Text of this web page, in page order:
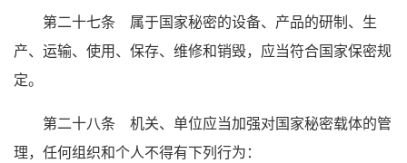
第二十七条 属于国家秘密的设备、产品的研制、生
产、运输、使用、保存、维修和销毁，应当符合国家保密规
定。
第二十八条 机关、单位应当加强对国家秘密载体的管
理，任何组织和个人不得有下列行为：